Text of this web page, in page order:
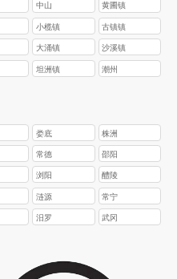
中山 黄圃镇
小榄镇 古镇镇
大涌镇 沙溪镇
坦洲镇 潮州
娄底 株洲
常德 邵阳
浏阳 醴陵
涟源 常宁
汨罗 武冈